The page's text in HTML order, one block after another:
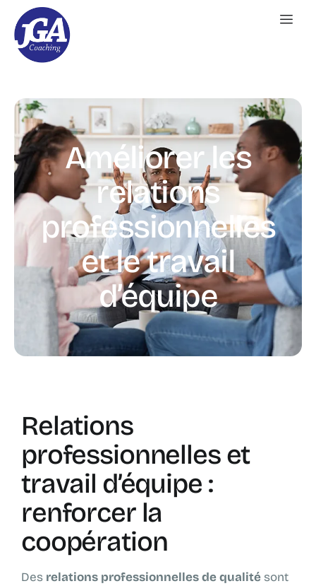
Améliorer les
relations
professionnelles
et le travail
d’équipe
Relations
professionnelles et
travail d’équipe :
renforcer la
coopération
Des relations professionnelles de qualité sont